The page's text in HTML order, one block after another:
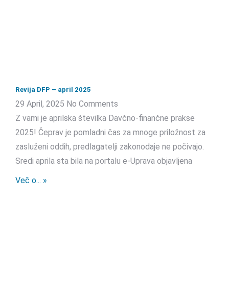
Revija DFP – april 2025
29 April, 2025 No Comments
Z vami je aprilska številka Davčno-finančne prakse
2025! Čeprav je pomladni čas za mnoge priložnost za
zasluženi oddih, predlagatelji zakonodaje ne počivajo.
Sredi aprila sta bila na portalu e-Uprava objavljena
Več o... »